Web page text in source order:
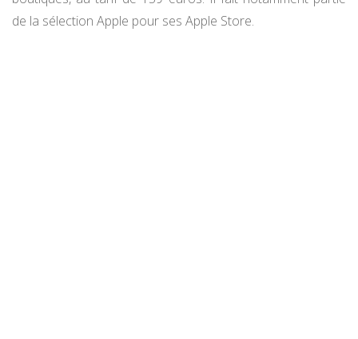
de la sélection Apple pour ses Apple Store.